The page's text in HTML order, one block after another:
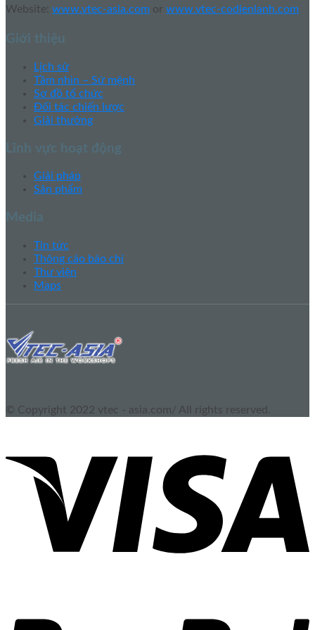
Website: www.vtec-asia.com or www.vtec-codienlanh.com
Giới thiệu
Lịch sử
Tầm nhìn – Sứ mệnh
Sơ đồ tổ chức
Đối tác chiến lược
Giải thưởng
Lĩnh vực hoạt động
Giải pháp
Sản phẩm
Media
Tin tức
Thông cáo báo chí
Thư viện
Maps
© Copyright 2022 vtec - asia.com/ All rights reserved.